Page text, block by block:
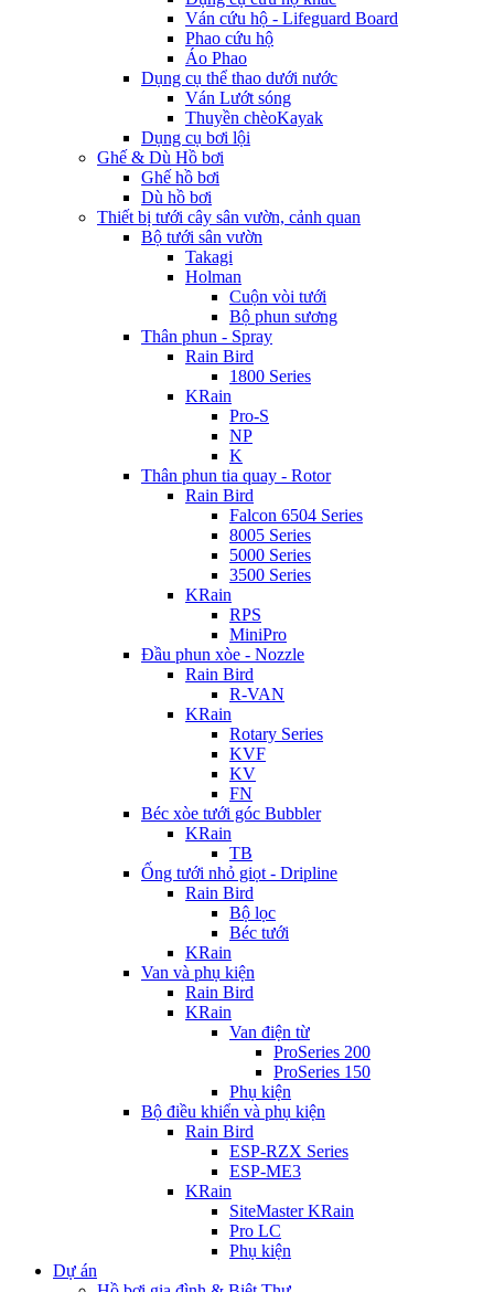
Ván cứu hộ - Lifeguard Board
Phao cứu hộ
Áo Phao
Dụng cụ thể thao dưới nước
Ván Lướt sóng
Thuyền chèoKayak
Dụng cụ bơi lội
Ghế & Dù Hồ bơi
Ghế hồ bơi
Dù hồ bơi
Thiết bị tưới cây sân vườn, cảnh quan
Bộ tưới sân vườn
Takagi
Holman
Cuộn vòi tưới
Bộ phun sương
Thân phun - Spray
Rain Bird
1800 Series
KRain
Pro-S
NP
K
Thân phun tia quay - Rotor
Rain Bird
Falcon 6504 Series
8005 Series
5000 Series
3500 Series
KRain
RPS
MiniPro
Đầu phun xòe - Nozzle
Rain Bird
R-VAN
KRain
Rotary Series
KVF
KV
FN
Béc xòe tưới góc Bubbler
KRain
TB
Ống tưới nhỏ giọt - Dripline
Rain Bird
Bộ lọc
Béc tưới
KRain
Van và phụ kiện
Rain Bird
KRain
Van điện từ
ProSeries 200
ProSeries 150
Phụ kiện
Bộ điều khiển và phụ kiện
Rain Bird
ESP-RZX Series
ESP-ME3
KRain
SiteMaster KRain
Pro LC
Phụ kiện
Dự án